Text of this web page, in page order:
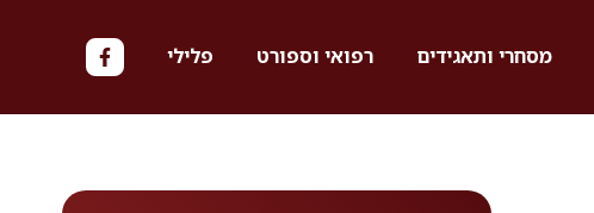
מסחרי ותאגידים רפואי וספורט פלילי